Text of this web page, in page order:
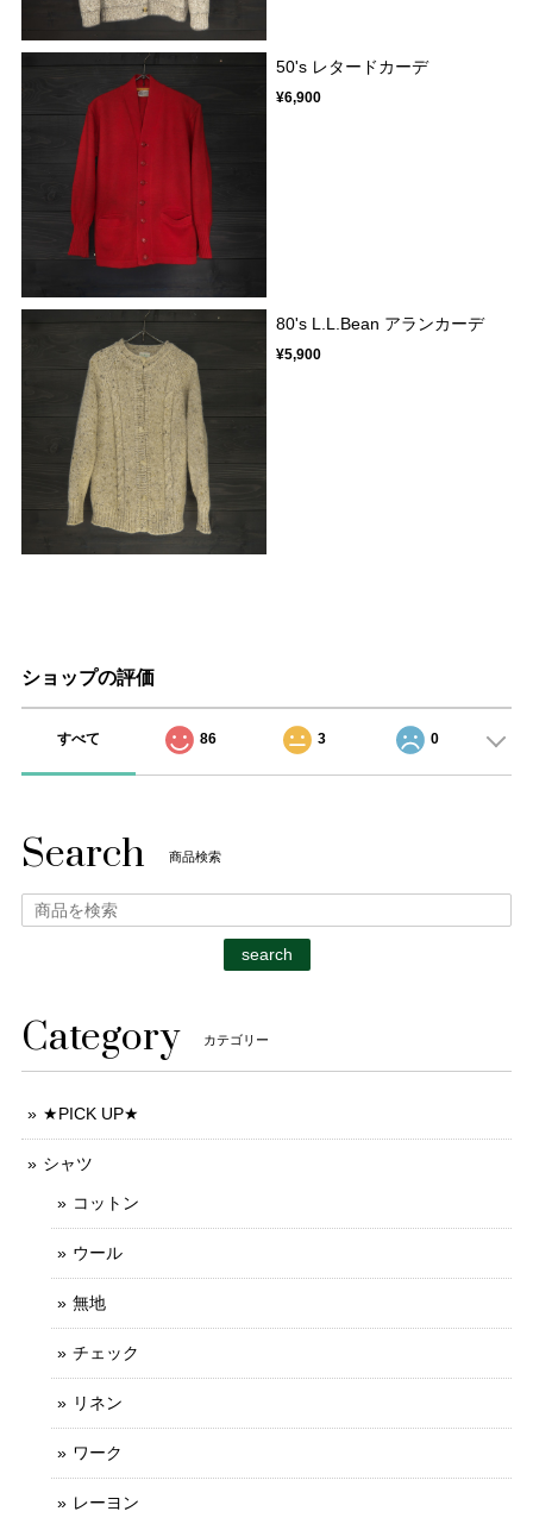
50's レタードカーデ
¥6,900
80's L.L.Bean アランカーデ
¥5,900
ショップの評価
すべて 86 3 0
Search 商品検索
search
Category カテゴリー
★PICK UP★
シャツ
コットン
ウール
無地
チェック
リネン
ワーク
レーヨン